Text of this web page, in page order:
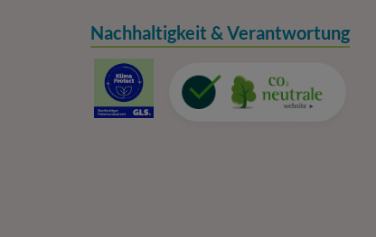
Nachhaltigkeit & Verantwortung